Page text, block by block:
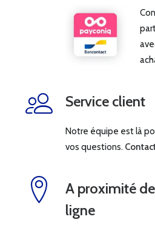
Service client
Notre équipe est là
vos questions.
A proximité
ligne